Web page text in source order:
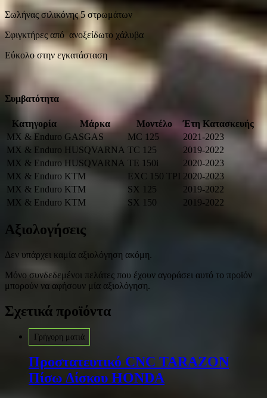
Σωλήνας σιλικόνης 5 στρωμάτων
Σφιγκτήρες από ανοξείδωτο χάλυβα
Εύκολο στην εγκατάσταση
Συμβατότητα
Κατηγορία Μάρκα Μοντέλο
Έτη Κατασκευής
MX & Enduro GASGAS MC 125
2021-2023
MX & Enduro HUSQVARNA TC 125
2019-2022
MX & Enduro HUSQVARNA ΤΕ 150i
2020-2023
MX & Enduro KTM EXC 150 TPI 2020-2023
MX & Enduro KTM SX 125
2019-2022
MX & Enduro KTM SX 150 2019-2022
Αξιολογήσεις
Δεν υπάρχει καμία αξιολόγηση ακόμη.
Μόνο συνδεδεμένοι πελάτες που έχουν αγοράσει αυτό το προϊόν
μπορούν να αφήσουν μία αξιολόγηση.
Σχετικά προϊόντα
Γρήγορη ματιά
Προστατευτικό CNC TARAZON
Πίσω Δίσκου HONDA